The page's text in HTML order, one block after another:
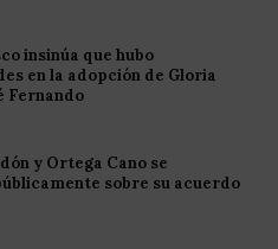
insinúa que hubo
en la adopción de Gloria
Fernando
y Ortega Cano se
sobre su acuerdo